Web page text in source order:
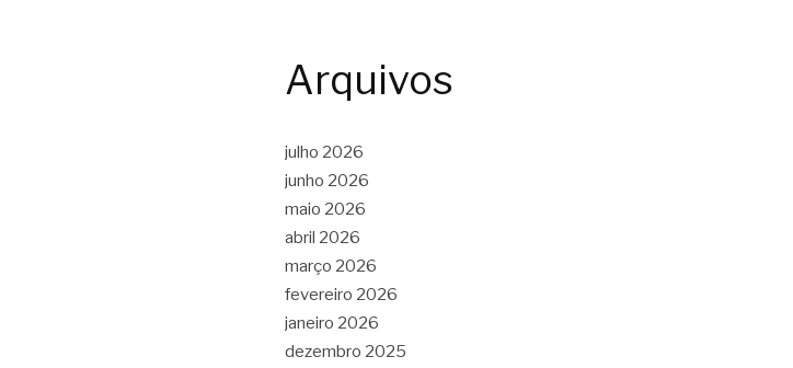
Arquivos
julho 2026
junho 2026
maio 2026
abril 2026
março 2026
fevereiro 2026
janeiro 2026
dezembro 2025